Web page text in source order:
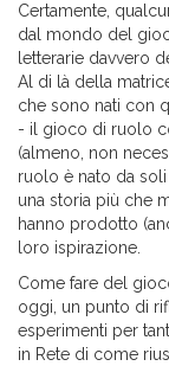
Certamente,
dal mondo del
letterarie davvero
Al di là della
che sono nati con
- il gioco di ruolo
(almeno, non
ruolo è nato da soli
una storia più che
hanno prodotto
loro ispirazione.
Come fare del
oggi, un punto di
esperimenti per
in Rete di come